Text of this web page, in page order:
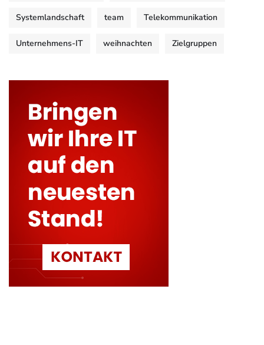
Systemlandschaft team Telekommunikation
Unternehmens-IT weihnachten Zielgruppen